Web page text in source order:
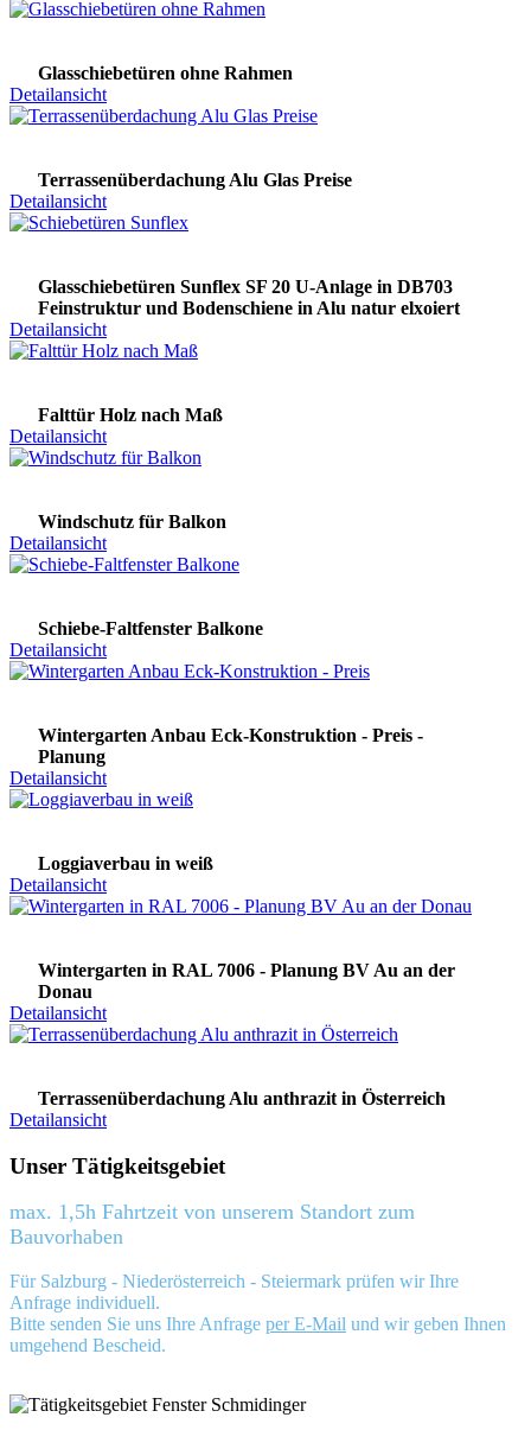
Glasschiebetüren ohne Rahmen
Detailansicht
Terrassenüberdachung Alu Glas Preise
Detailansicht
Glasschiebetüren Sunflex SF 20 U-Anlage in DB703
Feinstruktur und Bodenschiene in Alu natur elxoiert
Detailansicht
Falttür Holz nach Maß
Detailansicht
Windschutz für Balkon
Detailansicht
Schiebe-Faltfenster Balkone
Detailansicht
Wintergarten Anbau Eck-Konstruktion - Preis -
Planung
Detailansicht
Loggiaverbau in weiß
Detailansicht
Wintergarten in RAL 7006 - Planung BV Au an der
Donau
Detailansicht
Terrassenüberdachung Alu anthrazit in Österreich
Detailansicht
Unser Tätigkeitsgebiet
max. 1,5h Fahrtzeit von unserem Standort zum
Bauvorhaben
Für Salzburg - Niederösterreich - Steiermark prüfen wir Ihre
Anfrage individuell.
Bitte senden Sie uns Ihre Anfrage per E-Mail und wir geben Ihnen
umgehend Bescheid.